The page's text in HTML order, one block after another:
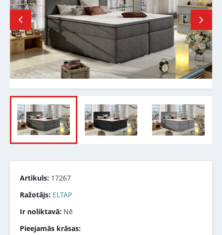
Artikuls: 17267
Ražotājs: ELTAP
Ir noliktavā: Nē
Pieejamās krāsas: